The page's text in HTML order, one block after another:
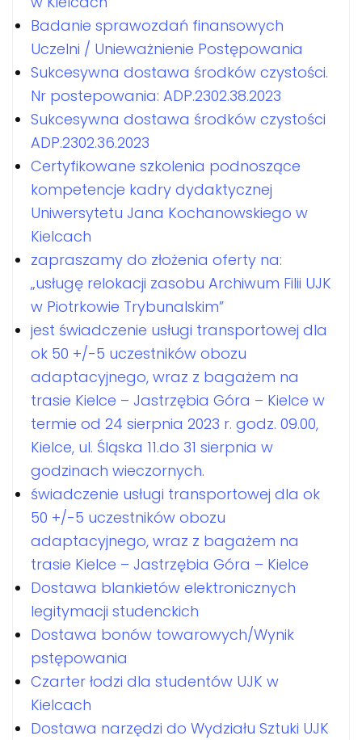
Badanie sprawozdań finansowych
Uczelni / Unieważnienie Postępowania
Sukcesywna dostawa środków czystości.
Nr postepowania: ADP.2302.38.2023
Sukcesywna dostawa środków czystości
ADP.2302.36.2023
Certyfikowane szkolenia podnoszące
kompetencje kadry dydaktycznej
Uniwersytetu Jana Kochanowskiego w
Kielcach
zapraszamy do złożenia oferty na:
„usługę relokacji zasobu Archiwum Filii UJK
w Piotrkowie Trybunalskim”
jest świadczenie usługi transportowej dla
ok 50 +/-5 uczestników obozu
adaptacyjnego, wraz z bagażem na
trasie Kielce – Jastrzębia Góra – Kielce w
termie od 24 sierpnia 2023 r. godz. 09.00,
Kielce, ul. Śląska 11.do 31 sierpnia w
godzinach wieczornych.
świadczenie usługi transportowej dla ok
50 +/-5 uczestników obozu
adaptacyjnego, wraz z bagażem na
trasie Kielce – Jastrzębia Góra – Kielce
Dostawa blankietów elektronicznych
legitymacji studenckich
Dostawa bonów towarowych/Wynik
pstępowania
Czarter łodzi dla studentów UJK w
Kielcach
Dostawa narzędzi do Wydziału Sztuki UJK